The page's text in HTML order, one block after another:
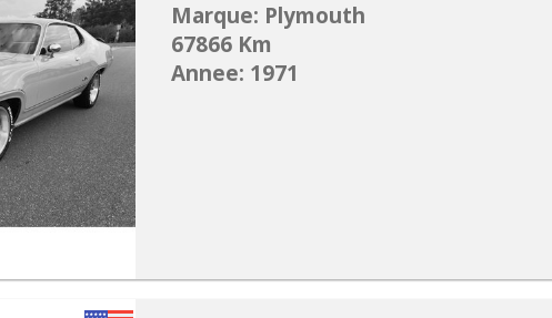
Marque: Plymouth
67866 Km
Annee: 1971